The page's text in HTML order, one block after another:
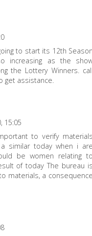
to start its 12th
increasing as the
the Lottery Winners.
get assistance.
15:05
to verify
similar today when i
be women relating
of today The bureau
materials, a